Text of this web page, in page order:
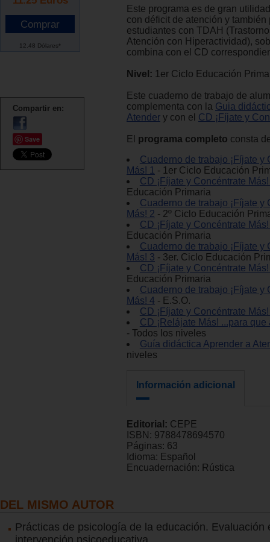
12.48 Dólares*
Compartir en:
Save
Este programa es de gran
con déficit de atención y también
estudiantes con TDAH
Atención con Hiperactividad),
combina con el CD
Nivel: 1er Ciclo Educación
Este cuaderno de trabajo de
complementa con la Guia
Atender y con el CD ¡Fíjate y
El programa completo consta
Cuaderno de trabajo ¡Fíjate y
Más! 1 - 1er Ciclo Educación
CD ¡Fíjate y Concéntrate
Educación Primaria
Cuaderno de trabajo ¡Fíjate y
Más! 2 - 2º Ciclo Educación
CD ¡Fíjate y Concéntrate
Educación Primaria
Cuaderno de trabajo ¡Fíjate y
Más! 3 - 3er. Ciclo Educación
CD ¡Fíjate y Concéntrate
Educación Primaria
Cuaderno de trabajo ¡Fíjate y
Más! 4 - E.S.O.
CD ¡Fíjate y Concéntrate
CD ¡Relájate Más! ...para
- Todos los niveles
Guía didáctica Aprender a
niveles
Información adicional
Editorial: CEPE
ISBN: 9788478694570
Páginas: 63
Idioma: Español
Encuadernación: Rústica
DEL MISMO AUTOR
Prácticas de psicología de la educación. Evaluación
intervención psicoeducativa.